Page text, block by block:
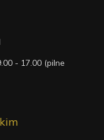
- 17.00 (pilne